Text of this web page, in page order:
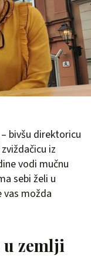
– bivšu direktoricu
iz
vodi mučnu
sebi želi u
vas možda
u zemlji